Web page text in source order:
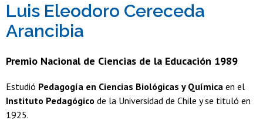
Académicas/os
Egresadas/os
Luis Eleodoro Cereceda
Arancibia
Premio Nacional de Ciencias de la Educación 1989
Estudió Pedagogía en Ciencias Biológicas y Química en el
Instituto Pedagógico de la Universidad de Chile y se tituló en
1925.